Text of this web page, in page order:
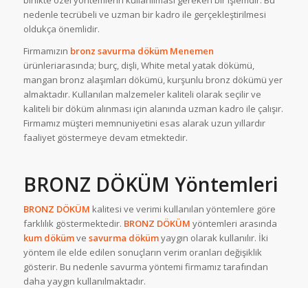
nedenle tecrübeli ve uzman bir kadro ile gerçekleştirilmesi
oldukça önemlidir.
Firmamızın bronz savurma döküm Menemen
ürünleriarasında; burç, dişli, White metal yatak dökümü,
mangan bronz alaşımları dökümü, kurşunlu bronz dökümü yer
almaktadır. Kullanılan malzemeler kaliteli olarak seçilir ve
kaliteli bir döküm alınması için alanında uzman kadro ile çalışır.
Firmamız müşteri memnuniyetini esas alarak uzun yıllardır
faaliyet göstermeye devam etmektedir.
BRONZ DÖKÜM Yöntemleri
BRONZ DÖKÜM kalitesi ve verimi kullanılan yöntemlere göre
farklılık göstermektedir. BRONZ DÖKÜM yöntemleri arasında
kum dökümve savurma dökümyaygın olarak kullanılır. İki
yöntem ile elde edilen sonuçların verim oranları değişiklik
gösterir. Bu nedenle savurma yöntemi firmamız tarafından
daha yaygın kullanılmaktadır.